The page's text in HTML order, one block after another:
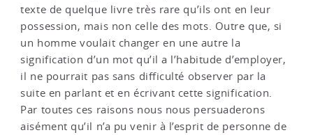
texte de quelque livre très rare qu’ils ont en leur
possession, mais non celle des mots. Outre que, si
un homme voulait changer en une autre la
signification d’un mot qu’il a l’habitude d’employer,
il ne pourrait pas sans difficulté observer par la
suite en parlant et en écrivant cette signification.
Par toutes ces raisons nous nous persuaderons
aisément qu’il n’a pu venir à l’esprit de personne de